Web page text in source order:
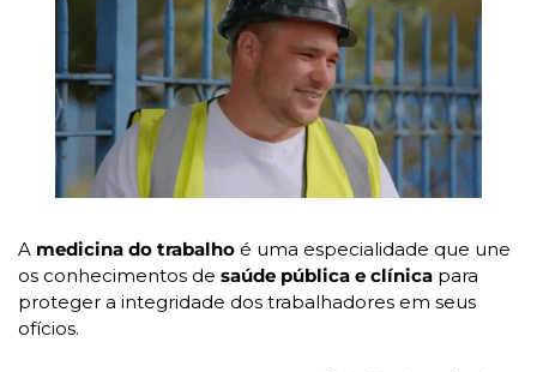
A medicina do trabalho é uma especialidade que une
os conhecimentos de saúde pública e clínica para
proteger a integridade dos trabalhadores em seus
ofícios.